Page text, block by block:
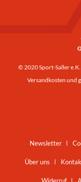
© 2020 Sport-Saller
Versandkosten und
Newsletter
Über uns